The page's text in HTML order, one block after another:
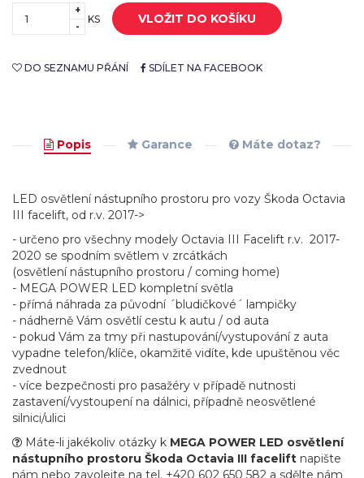
+
-
KS VLOŽIT DO KOŠÍKU
DO SEZNAMU PŘÁNÍ SDÍLET NA FACEBOOK
Popis Garance Máte dotaz?
LED osvětlení nástupního prostoru pro vozy Škoda Octavia
III facelift, od r.v. 2017->
- určeno pro všechny modely Octavia III Facelift r.v. 2017-
2020 se spodním světlem v zrcátkách
(osvětlení nástupního prostoru / coming home)
- MEGA POWER LED kompletní světla
- přímá náhrada za původní ´bludičkové´ lampičky
- nádherně Vám osvětlí cestu k autu / od auta
- pokud Vám za tmy při nastupování/vystupování z auta
vypadne telefon/klíče, okamžitě vidíte, kde upuštěnou věc
zvednout
- více bezpečnosti pro pasažéry v případě nutnosti
zastavení/vystoupení na dálnici, případně neosvětlené
silnici/ulici
Máte-li jakékoliv otázky k MEGA POWER LED osvětlení
nástupního prostoru Škoda Octavia III facelift napište
nám nebo zavolejte na tel. +420 602 650 582 a sdělte nám